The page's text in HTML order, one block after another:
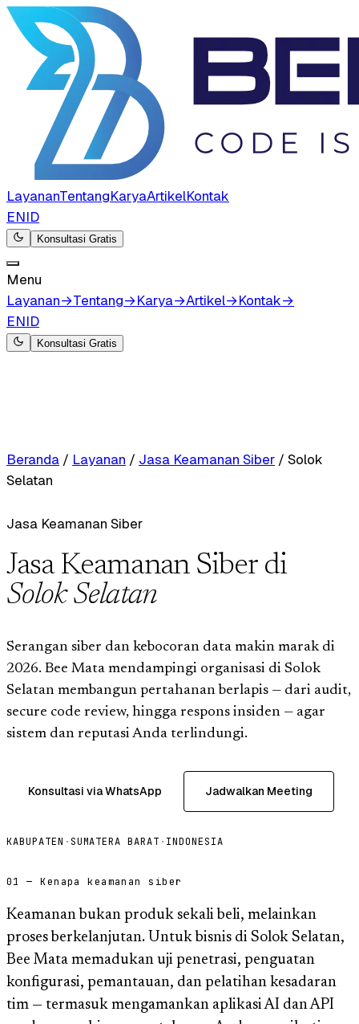
LayananTentangKaryaArtikelKontak
ENID
Konsultasi Gratis
Menu
Layanan→Tentang→Karya→Artikel→Kontak→
ENID
Konsultasi Gratis
Beranda / Layanan / Jasa Keamanan Siber / Solok
Selatan
Jasa Keamanan Siber
Jasa Keamanan Siber di
Solok Selatan
Serangan siber dan kebocoran data makin marak di
2026. Bee Mata mendampingi organisasi di Solok
Selatan membangun pertahanan berlapis — dari audit,
secure code review, hingga respons insiden — agar
sistem dan reputasi Anda terlindungi.
Konsultasi via WhatsApp Jadwalkan Meeting
KABUPATEN · SUMATERA BARAT · INDONESIA
01 — Kenapa keamanan siber
Keamanan bukan produk sekali beli, melainkan
proses berkelanjutan. Untuk bisnis di Solok Selatan,
Bee Mata memadukan uji penetrasi, penguatan
konfigurasi, pemantauan, dan pelatihan kesadaran
tim — termasuk mengamankan aplikasi AI dan API